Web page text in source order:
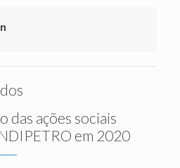
das ações sociais
em 2020